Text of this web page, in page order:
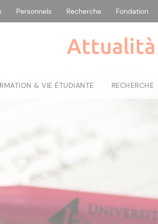
Personnels Recherche Fondation
Attualità
& VIE ÉTUDIANTE RECHERCHE